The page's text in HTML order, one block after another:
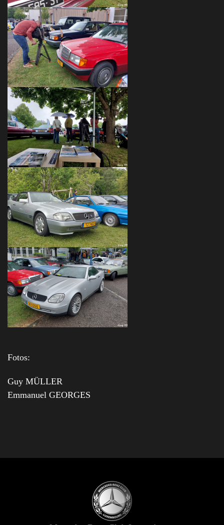
Fotos:
Guy MÜLLER
Emmanuel GEORGES